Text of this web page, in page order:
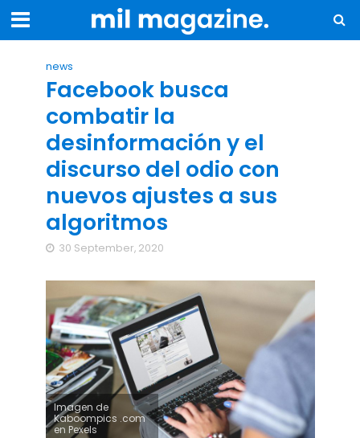
news
Facebook busca
combatir la
desinformación y el
discurso del odio con
nuevos ajustes a sus
algoritmos
30 September, 2020
Imagen de
Kaboompics .com
en Pexels